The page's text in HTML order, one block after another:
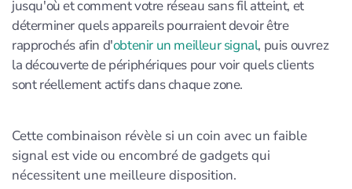
jusqu'où et comment votre réseau sans fil atteint, et
déterminer quels appareils pourraient devoir être
rapprochés afin d'obtenir un meilleur signal, puis ouvrez
la découverte de périphériques pour voir quels clients
sont réellement actifs dans chaque zone.
Cette combinaison révèle si un coin avec un faible
signal est vide ou encombré de gadgets qui
nécessitent une meilleure disposition.